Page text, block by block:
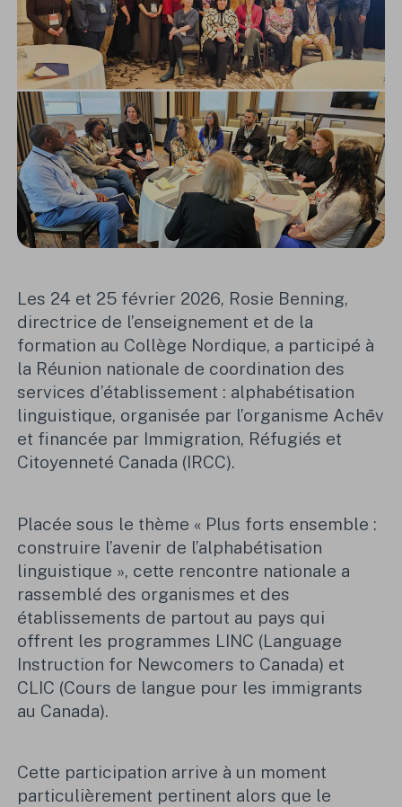
Les 24 et 25 février 2026, Rosie Benning,
directrice de l’enseignement et de la
formation au Collège Nordique, a participé à
la Réunion nationale de coordination des
services d’établissement : alphabétisation
linguistique, organisée par l’organisme Achēv
et financée par Immigration, Réfugiés et
Citoyenneté Canada (IRCC).
Placée sous le thème « Plus forts ensemble :
construire l’avenir de l’alphabétisation
linguistique », cette rencontre nationale a
rassemblé des organismes et des
établissements de partout au pays qui
offrent les programmes LINC (Language
Instruction for Newcomers to Canada) et
CLIC (Cours de langue pour les immigrants
au Canada).
Cette participation arrive à un moment
particulièrement pertinent alors que le